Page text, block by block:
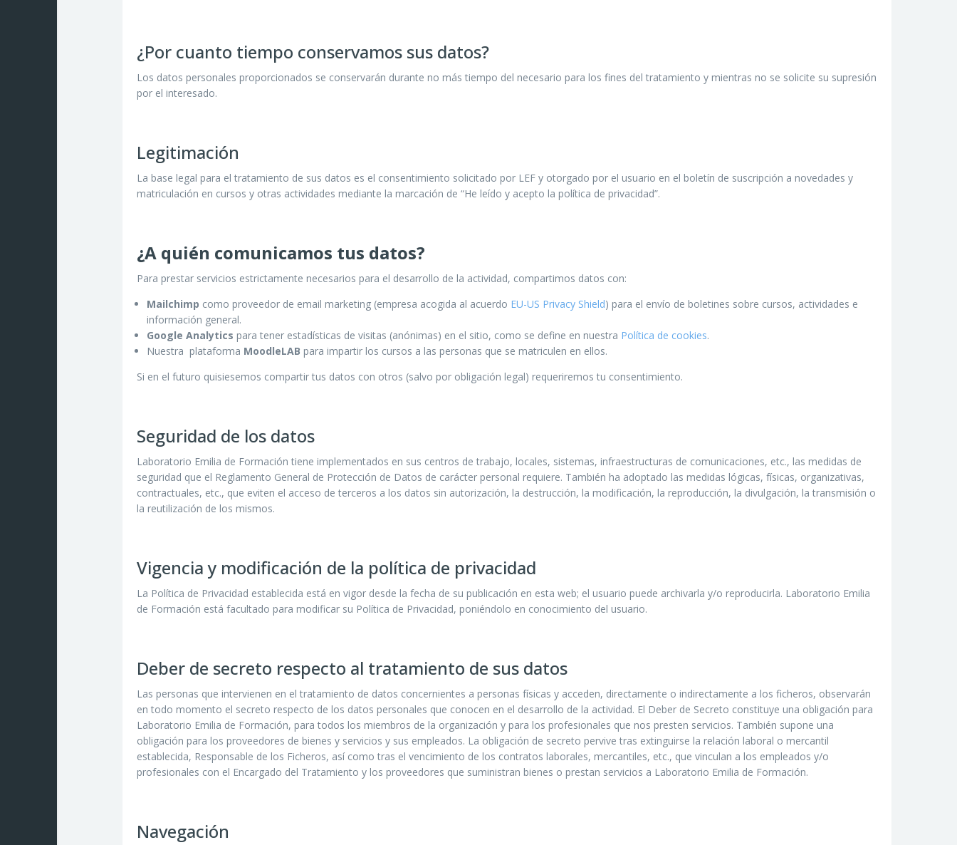
¿Por cuanto tiempo conservamos sus datos?
Los datos personales proporcionados se conservarán durante no más tiempo del necesario para los fines del tratamiento y mientras no se solicite su supresión
por el interesado.
Legitimación
La base legal para el tratamiento de sus datos es el consentimiento solicitado por LEF y otorgado por el usuario en el boletín de suscripción a novedades y
matriculación en cursos y otras actividades mediante la marcación de “He leído y acepto la política de privacidad”.
¿A quién comunicamos tus datos?
Para prestar servicios estrictamente necesarios para el desarrollo de la actividad, compartimos datos con:
Mailchimp como proveedor de email marketing (empresa acogida al acuerdo EU-US Privacy Shield) para el envío de boletines sobre cursos, actividades e
información general.
Google Analytics para tener estadísticas de visitas (anónimas) en el sitio, como se define en nuestra Política de cookies.
Nuestra plataforma MoodleLAB para impartir los cursos a las personas que se matriculen en ellos.
Si en el futuro quisiesemos compartir tus datos con otros (salvo por obligación legal) requeriremos tu consentimiento.
Seguridad de los datos
Laboratorio Emilia de Formación tiene implementados en sus centros de trabajo, locales, sistemas, infraestructuras de comunicaciones, etc., las medidas de
seguridad que el Reglamento General de Protección de Datos de carácter personal requiere. También ha adoptado las medidas lógicas, físicas, organizativas,
contractuales, etc., que eviten el acceso de terceros a los datos sin autorización, la destrucción, la modificación, la reproducción, la divulgación, la transmisión o
la reutilización de los mismos.
Vigencia y modificación de la política de privacidad
La Política de Privacidad establecida está en vigor desde la fecha de su publicación en esta web; el usuario puede archivarla y/o reproducirla. Laboratorio Emilia
de Formación está facultado para modificar su Política de Privacidad, poniéndolo en conocimiento del usuario.
Deber de secreto respecto al tratamiento de sus datos
Las personas que intervienen en el tratamiento de datos concernientes a personas físicas y acceden, directamente o indirectamente a los ficheros, observarán
en todo momento el secreto respecto de los datos personales que conocen en el desarrollo de la actividad. El Deber de Secreto constituye una obligación para
Laboratorio Emilia de Formación, para todos los miembros de la organización y para los profesionales que nos presten servicios. También supone una
obligación para los proveedores de bienes y servicios y sus empleados. La obligación de secreto pervive tras extinguirse la relación laboral o mercantil
establecida, Responsable de los Ficheros, así como tras el vencimiento de los contratos laborales, mercantiles, etc., que vinculan a los empleados y/o
profesionales con el Encargado del Tratamiento y los proveedores que suministran bienes o prestan servicios a Laboratorio Emilia de Formación.
Navegación